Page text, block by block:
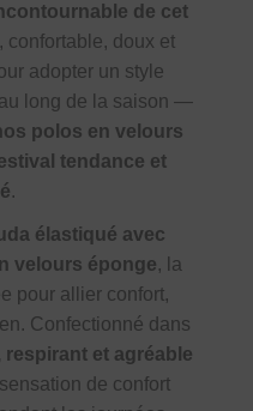
de cet
, confortable, doux et
adopter un style
long de la saison —
polos en velours
tendance et
.
élastiqué avec
velours éponge, la
pour allier confort,
Confectionné dans
et agréable
de confort